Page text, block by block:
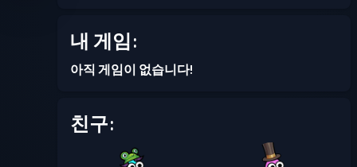
내 게임:
아직 게임이 없습니다!
친구: